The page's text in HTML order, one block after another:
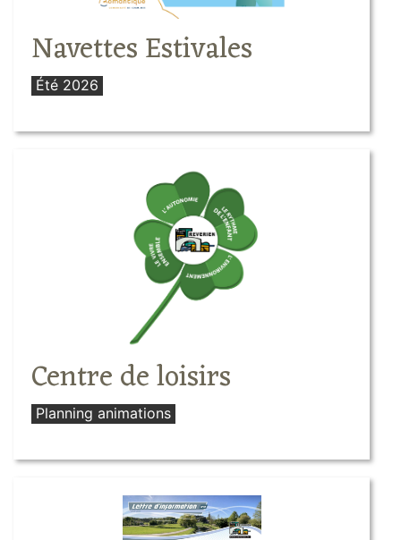
Navettes Estivales
Été 2026
Centre de loisirs
Planning animations